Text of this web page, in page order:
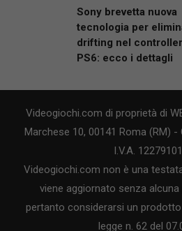
Sony brevetta nuova
tecnologia per
drifting nel
PS6: ecco i dettagli
Videogiochi.com di proprietà di
Marchese 10, 00141 Roma (RM)
I.V.A.
Videogiochi.com non è una
viene aggiornato senza
pertanto considerarsi un
legge n. 62 del